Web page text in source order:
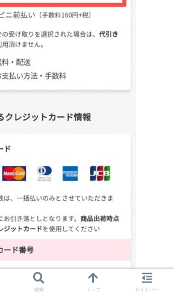
検索 トップ サイドバー